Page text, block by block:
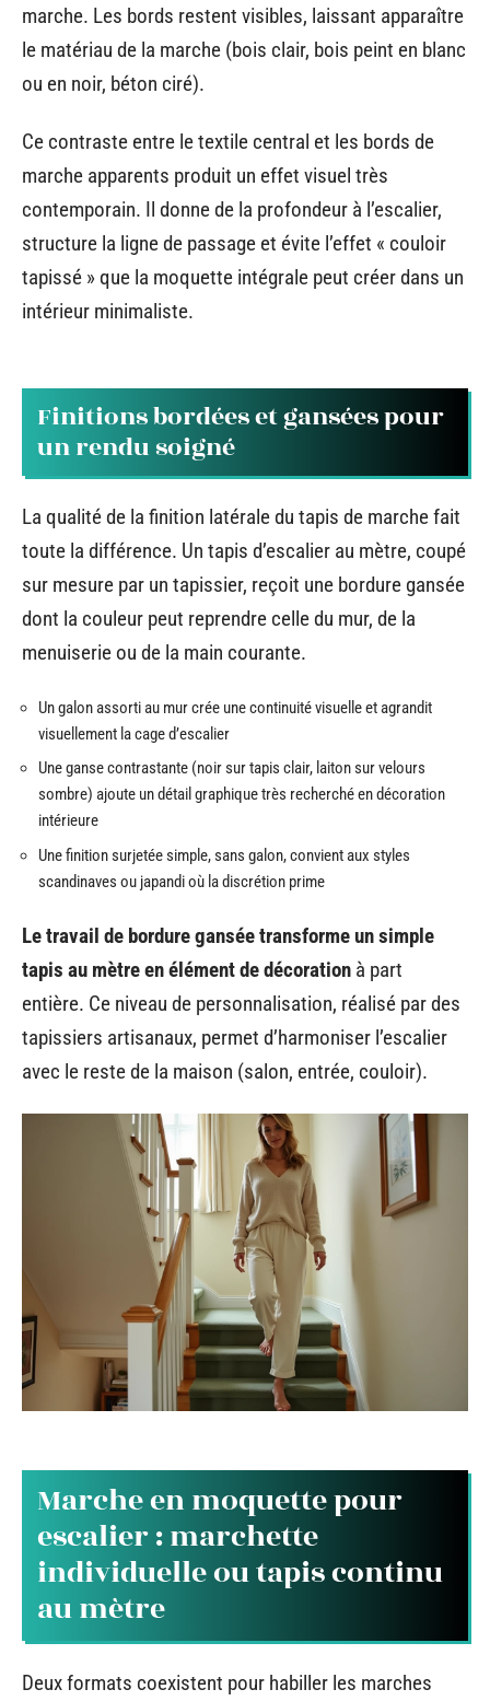
marche. Les bords restent visibles, laissant apparaître
le matériau de la marche (bois clair, bois peint en blanc
ou en noir, béton ciré).
Ce contraste entre le textile central et les bords de
marche apparents produit un effet visuel très
contemporain. Il donne de la profondeur à l’escalier,
structure la ligne de passage et évite l’effet « couloir
tapissé » que la moquette intégrale peut créer dans un
intérieur minimaliste.
Finitions bordées et gansées pour
un rendu soigné
La qualité de la finition latérale du tapis de marche fait
toute la différence. Un tapis d’escalier au mètre, coupé
sur mesure par un tapissier, reçoit une bordure gansée
dont la couleur peut reprendre celle du mur, de la
menuiserie ou de la main courante.
Un galon assorti au mur crée une continuité visuelle et agrandit
visuellement la cage d’escalier
Une ganse contrastante (noir sur tapis clair, laiton sur velours
sombre) ajoute un détail graphique très recherché en décoration
intérieure
Une finition surjetée simple, sans galon, convient aux styles
scandinaves ou japandi où la discrétion prime
Le travail de bordure gansée transforme un simple
tapis au mètre en élément de décoration à part
entière. Ce niveau de personnalisation, réalisé par des
tapissiers artisanaux, permet d’harmoniser l’escalier
avec le reste de la maison (salon, entrée, couloir).
Marche en moquette pour
escalier : marchette
individuelle ou tapis continu
au mètre
Deux formats coexistent pour habiller les marches